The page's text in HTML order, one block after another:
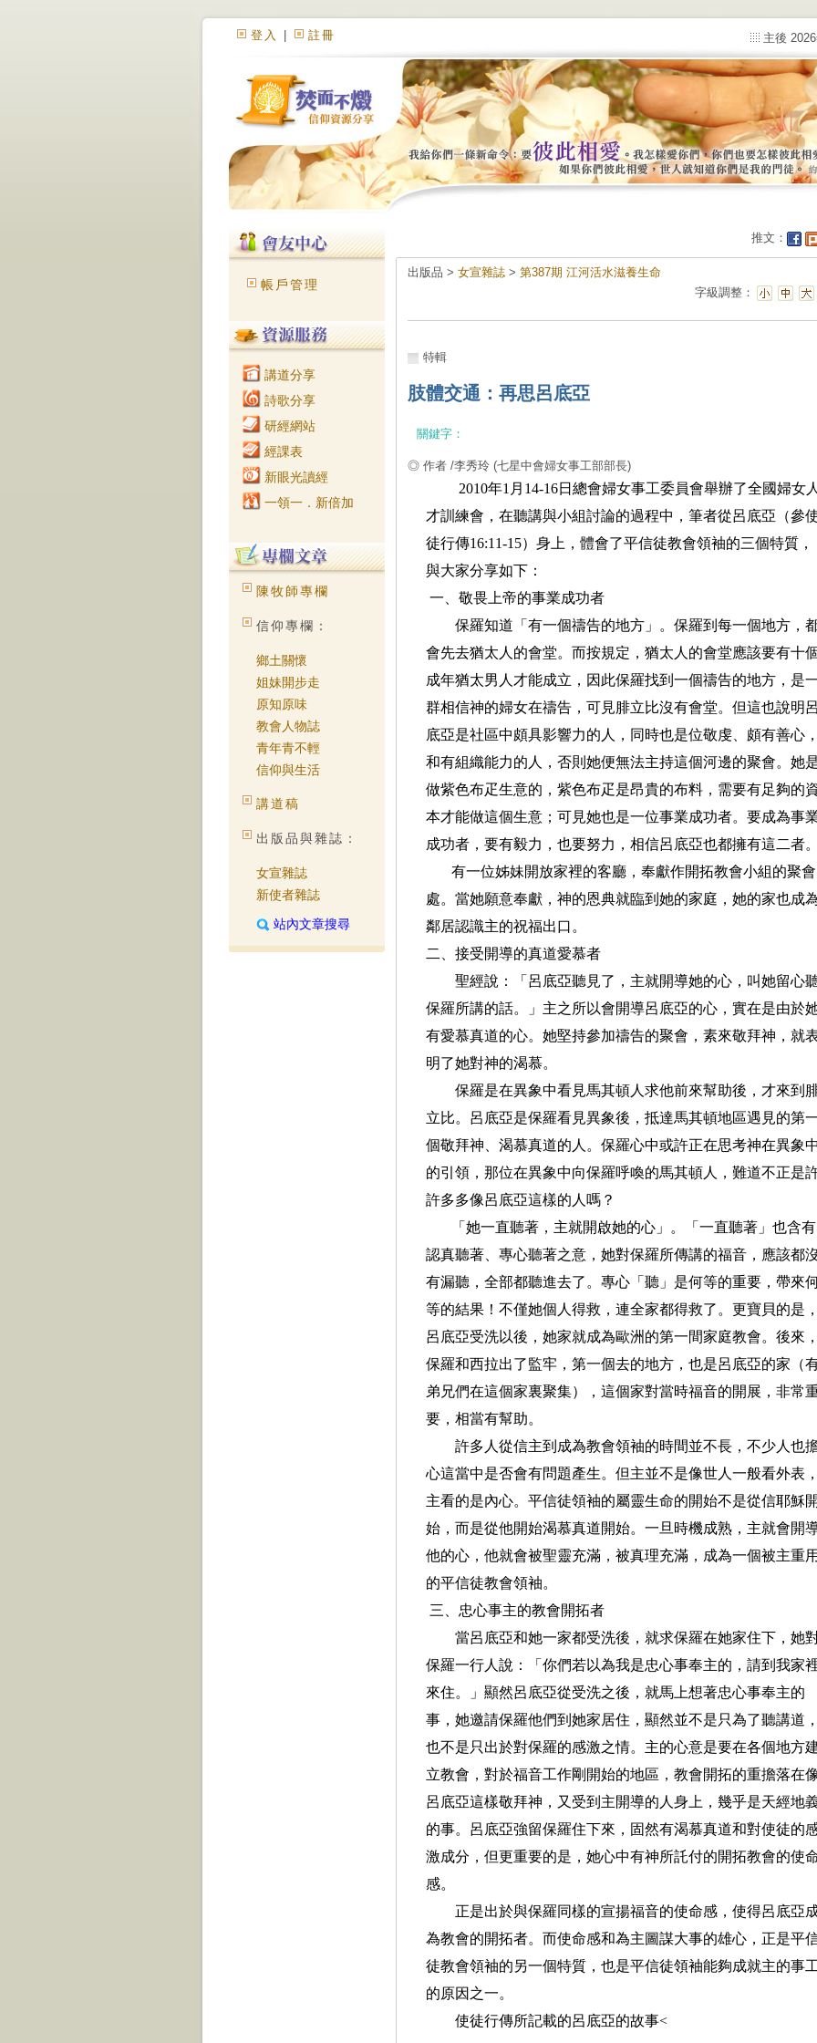
登入 註冊 主後
帳戶管理
講道分享
詩歌分享
研經網站
經課表
新眼光讀經
一領一．新倍加
陳牧師專欄
信仰專欄：
鄉土關懷
姐妹開步走
原知原味
教會人物誌
青年青不輕
信仰與生活
講道稿
出版品與雜誌：
女宣雜誌
新使者雜誌
站內文章搜尋
推文：
出版品 > 女宣雜誌 > 第387期 江河活水滋養生命
字級調整：
特輯
肢體交通：再思呂底亞
關鍵字：
◎ 作者 /李秀玲 (七星中會婦女事工部部長)
2010年1 月 14-16日總會婦女事工委員會舉辦了全國婦女人
才訓練會，在聽講與小組討論的過程中，筆者從呂底亞（參
徒行傳16:11-15）身上，體會了平信徒教會領袖的三個特質，
與大家分享如下：
一、敬畏上帝的事業成功者
保羅知道「有一個禱告的地方」。保羅到每一個地方，
會先去猶太人的會堂。而按規定，猶太人的會堂應該要有十
成年猶太男人才能成立，因此保羅找到一個禱告的地方，是
群相信神的婦女在禱告，可見腓立比沒有會堂。但這也說明呂
底亞是社區中頗具影響力的人，同時也是位敬虔、頗有善心，
和有組織能力的人，否則她便無法主持這個河邊的聚會。她
做紫色布疋生意的，紫色布疋是昂貴的布料，需要有足夠的
本才能做這個生意；可見她也是一位事業成功者。要成為事
成功者，要有毅力，也要努力，相信呂底亞也都擁有這二者。
有一位姊妹開放家裡的客廳，奉獻作開拓教會小組的聚會
處。當她願意奉獻，神的恩典就臨到她的家庭，她的家也成
鄰居認識主的祝福出口。
二、接受開導的真道愛慕者
聖經說：「呂底亞聽見了，主就開導她的心，叫她留心
保羅所講的話。」主之所以會開導呂底亞的心，實在是由於
有愛慕真道的心。她堅持參加禱告的聚會，素來敬拜神，就
明了她對神的渴慕。
保羅是在異象中看見馬其頓人求他前來幫助後，才來到
立比。呂底亞是保羅看見異象後，抵達馬其頓地區遇見的第
個敬拜神、渴慕真道的人。保羅心中或許正在思考神在異象中
的引領，那位在異象中向保羅呼喚的馬其頓人，難道不正是
許多多像呂底亞這樣的人嗎？
「她一直聽著，主就開啟她的心」。「一直聽著」也含有
認真聽著、專心聽著之意，她對保羅所傳講的福音，應該都沒
有漏聽，全部都聽進去了。專心「聽」是何等的重要，帶來
等的結果！不僅她個人得救，連全家都得救了。更寶貝的是，
呂底亞受洗以後，她家就成為歐洲的第一間家庭教會。後來，
保羅和西拉出了監牢，第一個去的地方，也是呂底亞的家（
弟兄們在這個家裏聚集），這個家對當時福音的開展，非常
要，相當有幫助。
許多人從信主到成為教會領袖的時間並不長，不少人也
心這當中是否會有問題產生。但主並不是像世人一般看外表，
主看的是內心。平信徒領袖的屬靈生命的開始不是從信耶穌開
始，而是從他開始渴慕真道開始。一旦時機成熟，主就會開
他的心，他就會被聖靈充滿，被真理充滿，成為一個被主重用
的平信徒教會領袖。
三、忠心事主的教會開拓者
當呂底亞和她一家都受洗後，就求保羅在她家住下，她
保羅一行人說：「你們若以為我是忠心事奉主的，請到我家
來住。」顯然呂底亞從受洗之後，就馬上想著忠心事奉主的
事，她邀請保羅他們到她家居住，顯然並不是只為了聽講道，
也不是只出於對保羅的感激之情。主的心意是要在各個地方
立教會，對於福音工作剛開始的地區，教會開拓的重擔落在
呂底亞這樣敬拜神，又受到主開導的人身上，幾乎是天經地
的事。呂底亞強留保羅住下來，固然有渴慕真道和對使徒的
激成分，但更重要的是，她心中有神所託付的開拓教會的使
感。
正是出於與保羅同樣的宣揚福音的使命感，使得呂底亞
為教會的開拓者。而使命感和為主圖謀大事的雄心，正是平
徒教會領袖的另一個特質，也是平信徒領袖能夠成就主的事
的原因之一。
使徒行傳所記載的呂底亞的故事<